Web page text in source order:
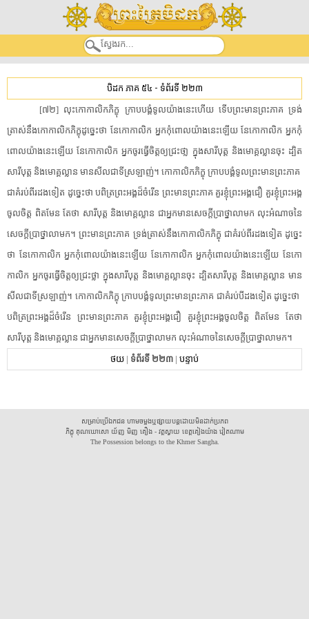
បិដក ភាគ ៥៤ - ទំព័រទី ២២៣
​[​៧២​]​ ​លុះ​កោ​កាលិក​ភិក្ខុ​ ​ក្រាបបង្គំទូល​យ៉ាងនេះ​ហើយ​ ​ទើប​ព្រះមានព្រះភាគ​ ​ទ្រង់​
ត្រាស់​នឹង​កោ​កាលិក​ភិក្ខុ​ដូច្នេះ​ថា​ ​នែ​កោ​កាលិក​ ​អ្នក​កុំ​ពោល​យ៉ាងនេះ​ឡើយ​ ​នែ​កោ​កាលិក​ ​អ្នក​កុំ​
ពោល​យ៉ាងនេះ​ឡើយ​ ​នែ​កោ​កាលិក​ ​អ្នក​ចូរ​ធ្វើ​ចិត្ត​ឲ្យ​ជ្រះ​ថា្ល​ ​ក្នុង​សារីបុត្ត​ ​និង​មោគ្គល្លាន​ចុះ​ ​ដ្បិត​
សារីបុត្ត​ ​និង​មោគ្គល្លាន​ ​មាន​សីល​ជាទីស្រឡាញ់​។​ ​កោ​កាលិក​ភិក្ខុ​ ​ក្រាបបង្គំទូល​ព្រះមានព្រះភាគ​ ​
ជា​គំរប់​ពីរ​ដង​ទៀត​ ​ដូច្នេះ​ថា​ ​បពិត្រ​ព្រះអង្គ​ដ៏​ចំរើន​ ​ព្រះមានព្រះភាគ​ ​គួរ​ខ្ញុំ​ព្រះអង្គ​ជឿ​ ​គួរ​ខ្ញុំ​ព្រះអង្គ​
ចូលចិត្ត​ ​ពិតមែន​ ​តែថា​ ​សារីបុត្ត​ ​និង​មោគ្គល្លាន​ ​ជា​អ្នកមាន​សេចក្តី​ប្រាថ្នា​លាមក​ ​លុះអំណាច​នៃ​
សេចក្តី​ប្រាថ្នា​លាមក​។​ ​ព្រះមានព្រះភាគ​ ​ទ្រង់​ត្រាស់​នឹង​កោ​កាលិក​ភិក្ខុ​ ​ជា​គំរប់​ពីរ​ដង​ទៀត​ ​ដូច្នេះ​
ថា​ ​នែ​កោ​កាលិក​ ​អ្នក​កុំ​ពោល​យ៉ាងនេះ​ឡើយ​ ​នែ​កោ​កាលិក​ ​អ្នក​កុំ​ពោល​យ៉ាងនេះ​ឡើយ​ ​នែ​កោ​
កាលិក​ ​អ្នក​ចូរ​ធ្វើ​ចិត្ត​ឲ្យ​ជ្រះថ្លា​ ​ក្នុង​សារីបុត្ត​ ​និង​មោគ្គល្លាន​ចុះ​ ​ដ្បិត​សារីបុត្ត​ ​និង​មោគ្គល្លាន​ ​មាន​
សីល​ជាទីស្រឡាញ់​។​ ​កោ​កាលិក​ភិក្ខុ​ ​ក្រាបបង្គំទូល​ព្រះមានព្រះភាគ​ ​ជា​គំរប់​បីដង​ទៀត​ ​ដូច្នេះ​ថា​ ​
បពិត្រ​ព្រះអង្គ​ដ៏​ចំរើន​ ​ព្រះមានព្រះភាគ​ ​គួរ​ខ្ញុំ​ព្រះអង្គ​ជឿ​ ​គួរ​ខ្ញុំ​ព្រះអង្គ​ចូលចិត្ត​ ​ពិតមែន​ ​តែថា​
សារីបុត្ត​ ​និង​មោគ្គល្លាន​ ​ជា​អ្នកមាន​សេចក្តី​ប្រាថ្នា​លាមក​ ​លុះអំណាច​នៃ​សេចក្តី​ប្រាថ្នា​លាមក​។​
ថយ | ទំព័រទី ២២៣ | បន្ទាប់
សម្រាប់ប្រើឯកជន ហាមចម្លងឬផ្សាយបន្តដោយមិនដាក់ប្រភព
ភិក្ខុ គុណឃោសោ យ័ញ មិញ គឿង - វត្តស្វាយ ខេត្តគៀងយ៉ាង វៀតណាម
The Possession belongs to the Khmer Sangha.